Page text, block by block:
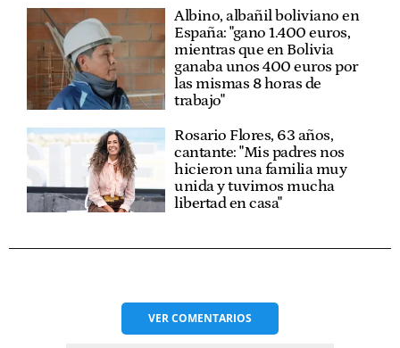
Albino, albañil boliviano en
España: "gano 1.400 euros,
mientras que en Bolivia
ganaba unos 400 euros por
las mismas 8 horas de
trabajo"
Rosario Flores, 63 años,
cantante: "Mis padres nos
hicieron una familia muy
unida y tuvimos mucha
libertad en casa"
VERCOMENTARIOS